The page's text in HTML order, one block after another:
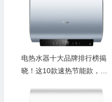
电热水器十大品牌排行榜揭
晓！这10款速热节能款，闭